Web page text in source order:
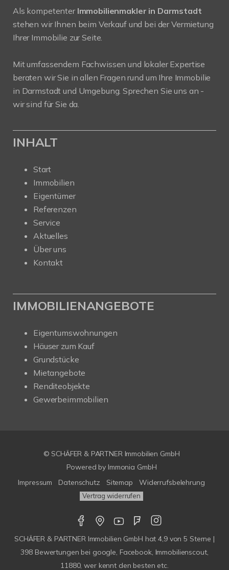
Als kompetenter Immobilienmakler in Darmstadt
stehen wir Ihnen beim Verkauf und bei der Vermietung
Ihrer Immobilie zur Seite.
Mit umfassendem Fachwissen und lokaler Expertise
beraten wir Sie in allen Fragen rund um Ihre Immobilie
in Darmstadt und Umgebung. Sprechen Sie uns an -
wir sind für Sie da.
INHALT
Start
Immobilien
Eigentümer
Referenzen
Service
Aktuelles
Über uns
Kontakt
IMMOBILIENANGEBOTE
Eigentumswohnungen
Häuser zum Kauf
Grundstücke
Mietangebote
Renditeobjekte
Gewerbeimmobilien
© SCHÄFER & PARTNER Immobilien GmbH
Powered by Immonia GmbH
Impressum
Datenschutz Sitemap Widerrufsbelehrung
Vertrag widerrufen
SCHÄFER & PARTNER Immobilien GmbH hat4,9von5 Sterne |
398 Bewertungen bei google, Facebook, Immobilienscout,
11880, wer kennt den besten etc.